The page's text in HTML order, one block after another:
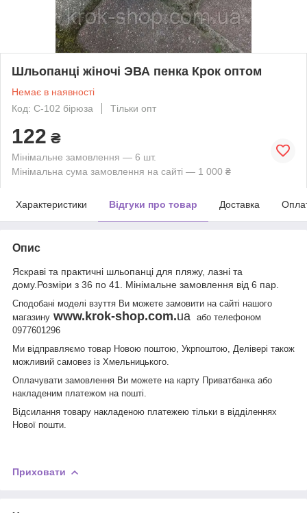
Шльопанці жіночі ЭВА пенка Крок оптом
Немає в наявності
Код: С-102 бірюза
Тільки опт
122 ₴
Мінімальне замовлення — 6 шт.
Мінімальна сума замовлення на сайті — 1 000 ₴
Характеристики Відгуки про товар Доставка
Опис
Яскраві та практичні шльопанці для пляжу, лазні та
дому.Розміри з 36 по 41. Мінімальне замовлення від 6 пар.
Сподобані моделі взуття Ви можете замовити на сайті нашого
магазину www.krok-shop.com.ua
або телефоном
0977601296
Ми відправляємо товар Новою поштою, Укрпоштою, Делівері також
можливий самовез із Хмельницького.
Оплачувати замовлення Ви можете на карту Приватбанка або
накладеним платежом на пошті.
Відсилання товару накладеною платежею тільки в відділеннях
Нової пошти.
Приховати